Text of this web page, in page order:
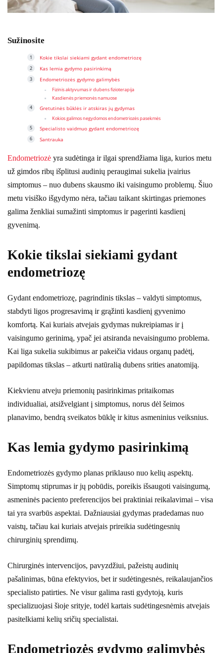
Sužinosite
Kokie tikslai siekiami gydant endometriozę
Kas lemia gydymo pasirinkimą
Endometriozės gydymo galimybės
Fizinis aktyvumas ir dubens fizioterapija
Kasdienės priemonės namuose
Gretutinės būklės ir atskiras jų gydymas
Kokios galimos negydomos endometriozės pasekmės
Specialisto vaidmuo gydant endometriozę
Santrauka
Endometriozė yra sudėtinga ir ilgai sprendžiama liga, kurios metu
už gimdos ribų išplitusi audinių peraugimai sukelia įvairius
simptomus – nuo dubens skausmo iki vaisingumo problemų. Šiuo
metu visiško išgydymo nėra, tačiau taikant skirtingas priemones
galima ženkliai sumažinti simptomus ir pagerinti kasdienį
gyvenimą.
Kokie tikslai siekiami gydant
endometriozę
Gydant endometriozę, pagrindinis tikslas – valdyti simptomus,
stabdyti ligos progresavimą ir grąžinti kasdienį gyvenimo
komfortą. Kai kuriais atvejais gydymas nukreipiamas ir į
vaisingumo gerinimą, ypač jei atsiranda nevaisingumo problema.
Kai liga sukelia sukibimus ar pakeičia vidaus organų padėtį,
papildomas tikslas – atkurti natūralią dubens srities anatomiją.
Kiekvienu atveju priemonių pasirinkimas pritaikomas
individualiai, atsižvelgiant į simptomus, norus dėl šeimos
planavimo, bendrą sveikatos būklę ir kitus asmeninius veiksnius.
Kas lemia gydymo pasirinkimą
Endometriozės gydymo planas priklauso nuo kelių aspektų.
Simptomų stiprumas ir jų pobūdis, poreikis išsaugoti vaisingumą,
asmeninės paciento preferencijos bei praktiniai reikalavimai – visa
tai yra svarbūs aspektai. Dažniausiai gydymas pradedamas nuo
vaistų, tačiau kai kuriais atvejais prireikia sudėtingesnių
chirurginių sprendimų.
Chirurginės intervencijos, pavyzdžiui, pažeistų audinių
pašalinimas, būna efektyvios, bet ir sudėtingesnės, reikalaujančios
specialisto patirties. Ne visur galima rasti gydytoją, kuris
specializuojasi šioje srityje, todėl kartais sudėtingesnėmis atvejais
pasitelkiami kelių sričių specialistai.
Endometriozės gydymo galimybės